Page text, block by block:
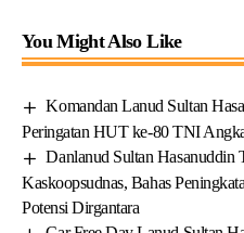
You Might Also Like
Komandan Lanud Sultan
Peringatan HUT ke-80 TNI
Danlanud Sultan Hasanuddin
Kaskoopsudnas, Bahas
Potensi Dirgantara